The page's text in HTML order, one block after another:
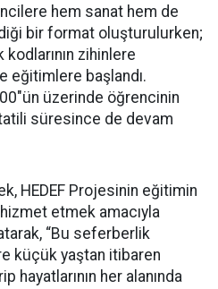
hem sanat hem de
bir format oluşturulurken;
zihinlere
eğitimlere başlandı.
üzerinde öğrencinin
tatili süresince de devam
HEDEF Projesinin eğitimin
etmek amacıyla
“Bu seferberlik
küçük yaştan itibaren
her alanında